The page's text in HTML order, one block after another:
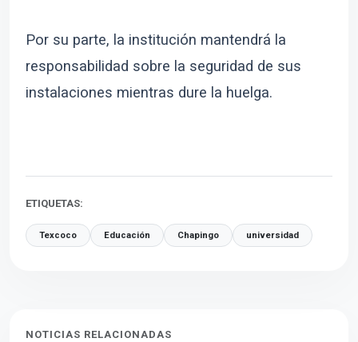
Por su parte, la institución mantendrá la
responsabilidad sobre la seguridad de sus
instalaciones mientras dure la huelga.
ETIQUETAS:
Texcoco Educación Chapingo universidad
NOTICIAS RELACIONADAS